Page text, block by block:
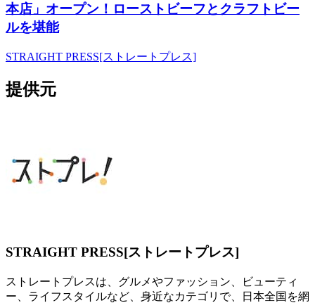
本店」オープン！ローストビーフとクラフトビー
ルを堪能
STRAIGHT PRESS[ストレートプレス]
提供元
STRAIGHT PRESS[ストレートプレス]
ストレートプレスは、グルメやファッション、ビューティ
ー、ライフスタイルなど、身近なカテゴリで、日本全国を網